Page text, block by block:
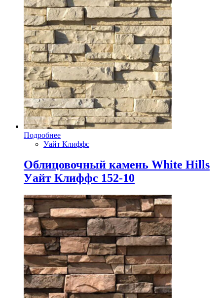
Подробнее
Уайт Клиффс
Облицовочный камень White Hills
Уайт Клиффс 152-10